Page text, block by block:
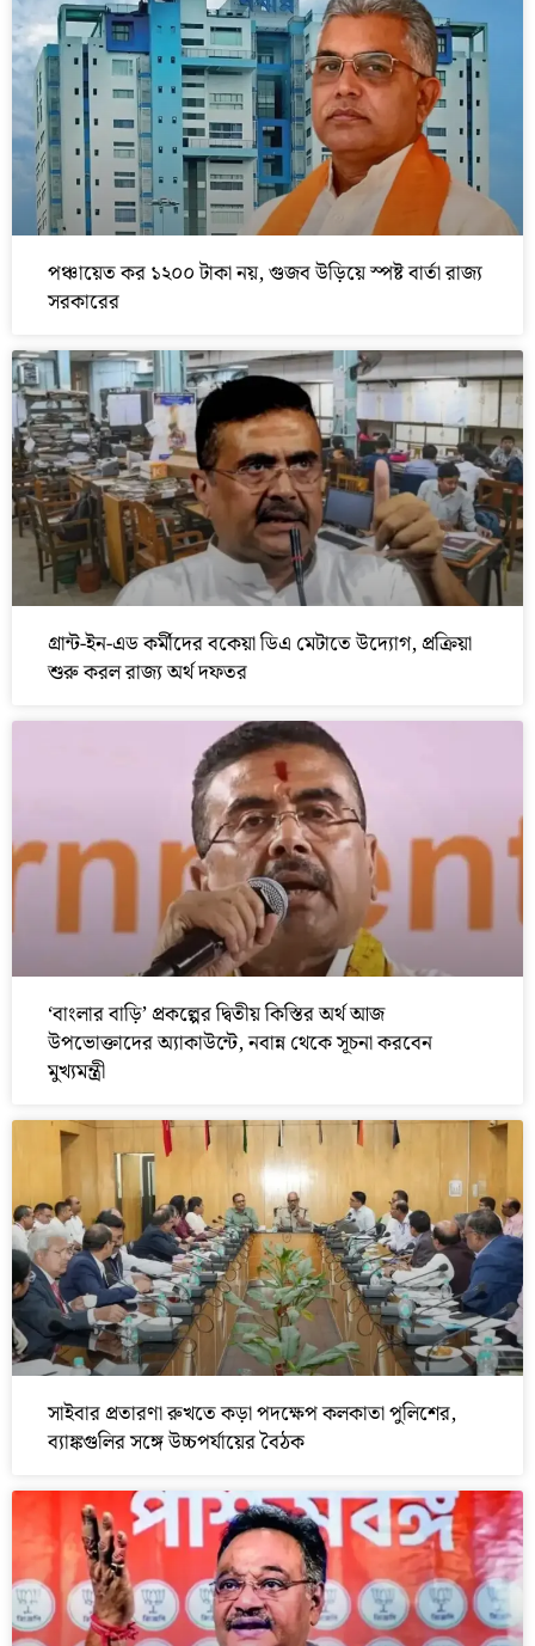
পঞ্চায়েত কর ১২০০ টাকা নয়, গুজব উড়িয়ে স্পষ্ট বার্তা রাজ্য
সরকারের
গ্রান্ট-ইন-এড কর্মীদের বকেয়া ডিএ মেটাতে উদ্যোগ, প্রক্রিয়া
শুরু করল রাজ্য অর্থ দফতর
‘বাংলার বাড়ি’ প্রকল্পের দ্বিতীয় কিস্তির অর্থ আজ
উপভোক্তাদের অ্যাকাউন্টে, নবান্ন থেকে সূচনা করবেন
মুখ্যমন্ত্রী
সাইবার প্রতারণা রুখতে কড়া পদক্ষেপ কলকাতা পুলিশের,
ব্যাঙ্কগুলির সঙ্গে উচ্চপর্যায়ের বৈঠক